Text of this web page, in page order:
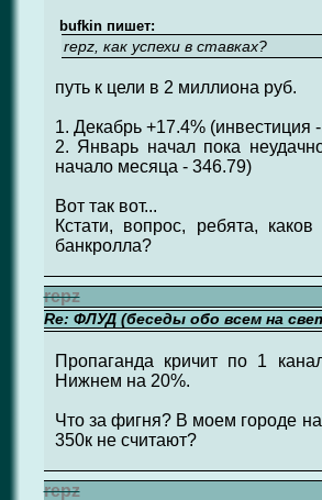
bufkin пишет:
repz, как успехи в ставках?
путь к цели в 2 миллиона руб.
1. Декабрь +17.4% (инвестиция
2. Январь начал пока
начало месяца - 346.79)
Вот так вот...
Кстати, вопрос, ребята,
банкролла?
repz
Re: ФЛУД (беседы обо всем на
Пропаганда кричит по 1
Нижнем на 20%.
Что за фигня? В моем городе
350к не считают?
repz